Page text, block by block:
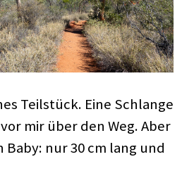
Teilstück. Eine Schlange
mir über den Weg. Aber
Baby: nur 30 cm lang und